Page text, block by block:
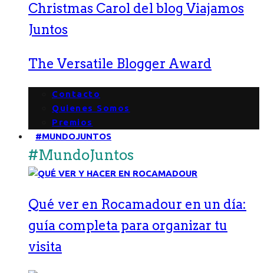
Christmas Carol del blog Viajamos
Juntos
The Versatile Blogger Award
Contacto
Quienes Somos
Premios
#MUNDOJUNTOS
#MundoJuntos
Qué ver en Rocamadour en un día:
guía completa para organizar tu
visita